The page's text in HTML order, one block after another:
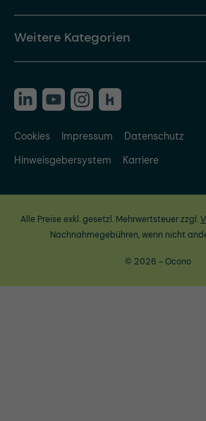
Weitere Kategorien
Cookies Impressum
Datenschutz
Hinweisgebersystem
Karriere
Alle Preise exkl. gesetzl. Mehrwertsteuer zzgl.
Nachnahmegebühren, wenn nicht
© 2026 - Ocono